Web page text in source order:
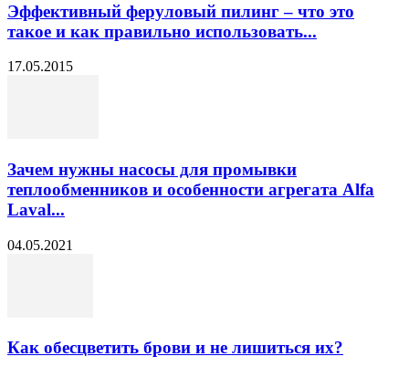
Эффективный феруловый пилинг – что это
такое и как правильно использовать...
17.05.2015
Зачем нужны насосы для промывки
теплообменников и особенности агрегата Alfa
Laval...
04.05.2021
Как обесцветить брови и не лишиться их?